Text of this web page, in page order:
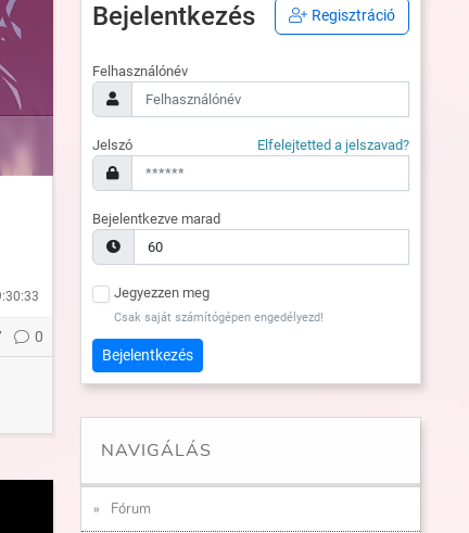
0
Regisztráció
Bejelentkezés
Felhasználónév
Jelszó Elfelejtetted a jelszavad?
Bejelentkezve marad
Jegyezzen meg
Csak saját számítógépen engedélyezd!
Bejelentkezés
NAVIGÁLÁS
Fórum